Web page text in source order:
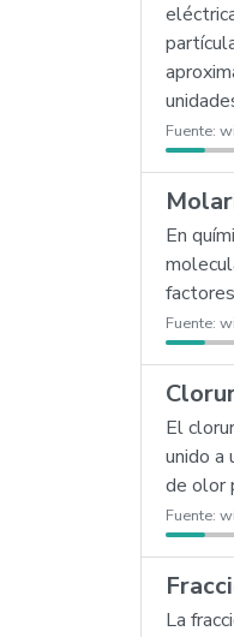
Fuente:
En
Fuente:
El
unido a
de olor
Fuente:
La